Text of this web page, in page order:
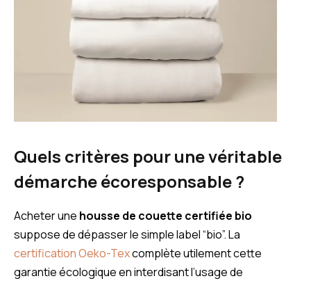
Quels critères pour une véritable
démarche écoresponsable ?
Acheter une housse de couette certifiée bio
suppose de dépasser le simple label “bio”. La
certification Oeko-Texcomplète utilement cette
garantie écologique en interdisant l’usage de